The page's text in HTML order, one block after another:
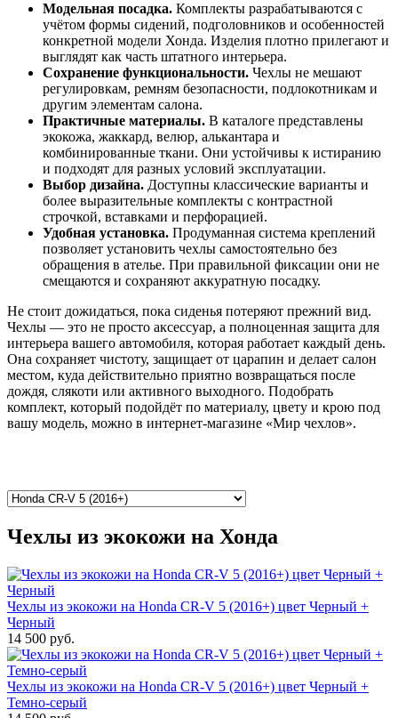
Модельная посадка. Комплекты разрабатываются с
учётом формы сидений, подголовников и особенностей
конкретной модели Хонда. Изделия плотно прилегают и
выглядят как часть штатного интерьера.
Сохранение функциональности. Чехлы не мешают
регулировкам, ремням безопасности, подлокотникам и
другим элементам салона.
Практичные материалы. В каталоге представлены
экокожа, жаккард, велюр, алькантара и
комбинированные ткани. Они устойчивы к истиранию
и подходят для разных условий эксплуатации.
Выбор дизайна. Доступны классические варианты и
более выразительные комплекты с контрастной
строчкой, вставками и перфорацией.
Удобная установка. Продуманная система креплений
позволяет установить чехлы самостоятельно без
обращения в ателье. При правильной фиксации они не
смещаются и сохраняют аккуратную посадку.
Не стоит дожидаться, пока сиденья потеряют прежний вид.
Чехлы — это не просто аксессуар, а полноценная защита для
интерьера вашего автомобиля, которая работает каждый день.
Она сохраняет чистоту, защищает от царапин и делает салон
местом, куда действительно приятно возвращаться после
дождя, слякоти или активного выходного. Подобрать
комплект, который подойдёт по материалу, цвету и крою под
вашу модель, можно в интернет-магазине «Мир чехлов».
Чехлы из экокожи на Хонда
Чехлы из экокожи на Honda CR-V 5 (2016+) цвет Черный +
Черный
14 500 руб.
Чехлы из экокожи на Honda CR-V 5 (2016+) цвет Черный +
Темно-серый